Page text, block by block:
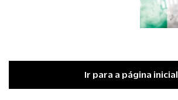
Ir para a página inicial